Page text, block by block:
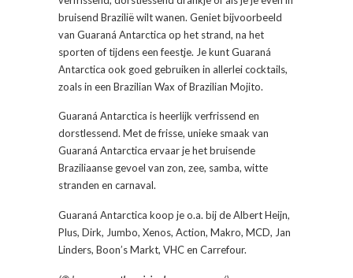
bruisend Brazilië wilt wanen. Geniet bijvoorbeeld
van Guaraná Antarctica op het strand, na het
sporten of tijdens een feestje. Je kunt Guaraná
Antarctica ook goed gebruiken in allerlei cocktails,
zoals in een Brazilian Wax of Brazilian Mojito.
Guaraná Antarctica is heerlijk verfrissend en
dorstlessend. Met de frisse, unieke smaak van
Guaraná Antarctica ervaar je het bruisende
Braziliaanse gevoel van zon, zee, samba, witte
stranden en carnaval.
Guaraná Antarctica koop je o.a. bij de Albert Heijn,
Plus, Dirk, Jumbo, Xenos, Action, Makro, MCD, Jan
Linders, Boon’s Markt, VHC en Carrefour.